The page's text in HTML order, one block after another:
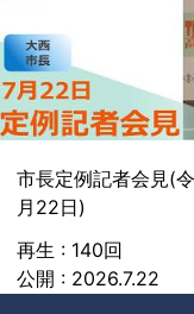
市長定例記者会見(
月22日)
再生 : 140回
公開 : 2026.7.22